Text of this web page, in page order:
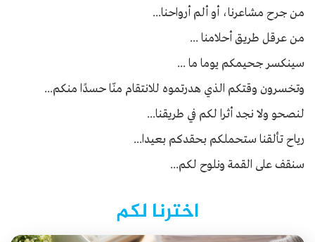
من جرح مشاعرنا، أو ألم أرواحنا...
من عرقل طريق أحلامنا ...
سينكسر جحيمكم يوما ما ...
وتخسرون وقتكم الذي هدرتموه للانتقام منّا حسدًا منكم...
لنصحو ولا نجد أثرا لكم في طريقنا...
رياح تألقنا ستحملكم بحقدكم بعيدا...
سنقف على القمة ونلوح لكم...
اخترنا لكم